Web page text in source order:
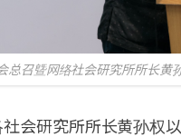
总召曁网络社会研究所所长黄
会研究所所长黄孙权